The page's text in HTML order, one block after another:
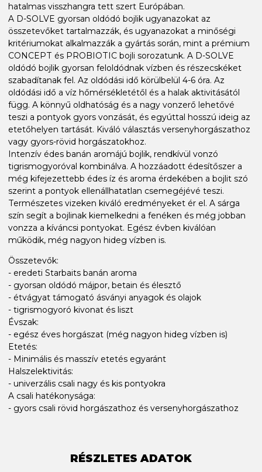
hatalmas visszhangra tett szert Európában.
A D-SOLVE gyorsan oldódó bojlik ugyanazokat az
összetevőket tartalmazzák, és ugyanazokat a minőségi
kritériumokat alkalmazzák a gyártás során, mint a prémium
CONCEPT és PROBIOTIC bojli sorozatunk. A D-SOLVE
oldódó bojlik gyorsan feloldódnak vízben és részecskéket
szabadítanak fel. Az oldódási idő körülbelül 4-6 óra. Az
oldódási idő a víz hőmérsékletétől és a halak aktivitásától
függ. A könnyű oldhatóság és a nagy vonzerő lehetővé
teszi a pontyok gyors vonzását, és egyúttal hosszú ideig az
etetőhelyen tartását. Kiváló választás versenyhorgászathoz
vagy gyors-rövid horgászatokhoz.
Intenzív édes banán aromájú bojlik, rendkívül vonzó
tigrismogyoróval kombinálva. A hozzáadott édesítőszer a
még kifejezettebb édes íz és aroma érdekében a bojlit szó
szerint a pontyok ellenállhatatlan csemegéjévé teszi.
Természetes vizeken kiváló eredményeket ér el. A sárga
szín segít a bojlinak kiemelkedni a fenéken és még jobban
vonzza a kíváncsi pontyokat. Egész évben kiválóan
működik, még nagyon hideg vízben is.
Összetevők:
- eredeti Starbaits banán aroma
- gyorsan oldódó májpor, betain és élesztő
- étvágyat támogató ásványi anyagok és olajok
- tigrismogyoró kivonat és liszt
Évszak:
- egész éves horgászat (még nagyon hideg vízben is)
Etetés:
- Minimális és masszív etetés egyaránt
Halszelektivitás:
- univerzális csali nagy és kis pontyokra
A csali hatékonysága:
- gyors csali rövid horgászathoz és versenyhorgászathoz
RÉSZLETES ADATOK